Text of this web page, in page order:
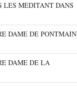
LES MEDITANT DANS
DAME DE PONTMAIN
DAME DE LA